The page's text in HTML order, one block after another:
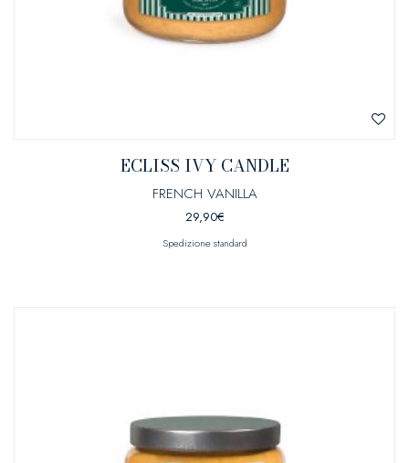
ECLISS IVY CANDLE
FRENCH VANILLA
29,90€
Spedizione standard